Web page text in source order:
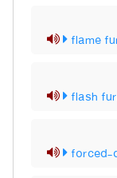
flame
flash
forced-